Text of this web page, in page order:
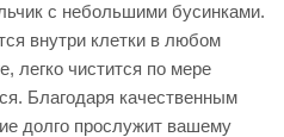
с небольшими бусинками.
внутри клетки в любом
легко чистится по мере
Благодаря качественным
долго прослужит вашему